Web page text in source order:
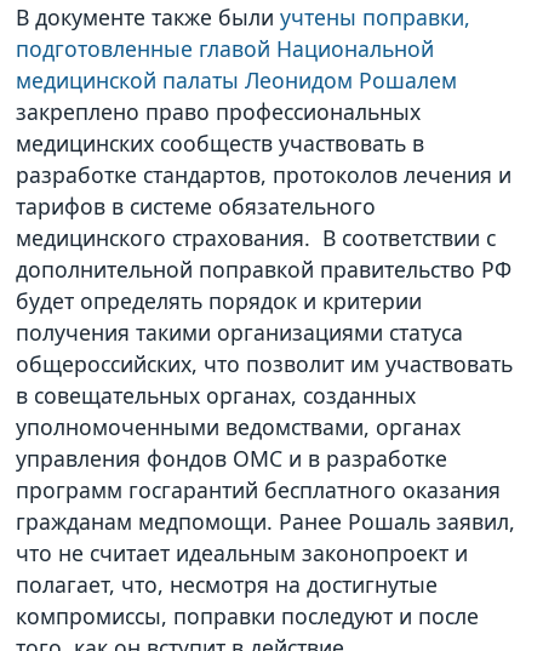
В документе также былиучтены поправки,
подготовленные главой Национальной
медицинской палаты Леонидом Рошалем
закреплено право профессиональных
медицинских сообществ участвовать в
разработке стандартов, протоколов лечения и
тарифов в системе обязательного
медицинского страхования. В соответствии с
дополнительной поправкой правительство РФ
будет определять порядок и критерии
получения такими организациями статуса
общероссийских, что позволит им участвовать
в совещательных органах, созданных
уполномоченными ведомствами, органах
управления фондов ОМС и в разработке
программ госгарантий бесплатного оказания
гражданам медпомощи. Ранее Рошаль заявил,
что не считает идеальным законопроект и
полагает, что, несмотря на достигнутые
компромиссы, поправки последуют и после